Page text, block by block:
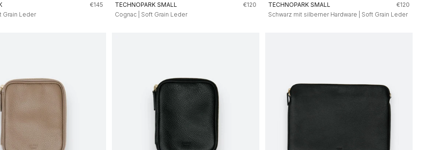
Angebot
€145
Grain Leder
TECHNOPARK SMALL Angebot
€120
Cognac | Soft Grain Leder
TECHNOPARK SMALL Angebot
€120
Schwarz mit silberner Hardware | Soft Grain Leder